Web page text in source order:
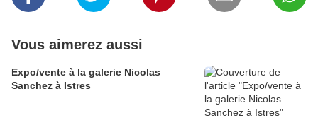
Vous aimerez aussi
Expo/vente à la galerie Nicolas
Sanchez à Istres